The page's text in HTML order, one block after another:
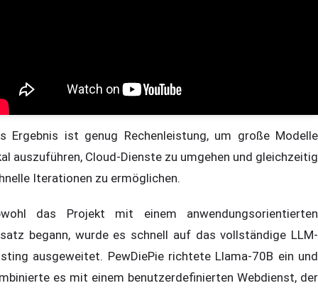
Ergebnis ist genug Rechenleistung, um große Modelle
auszuführen, Cloud-Dienste zu umgehen und gleichzeitig
Iterationen zu ermöglichen.
das Projekt mit einem anwendungsorientierten
begann, wurde es schnell auf das vollständige LLM-
ausgeweitet. PewDiePie richtete Llama-70B ein und
es mit einem benutzerdefinierten Webdienst, der